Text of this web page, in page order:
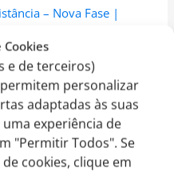
Cookies
e de terceiros)
personalizar
adaptadas às suas
experiência de
"Permitir Todos". Se
cookies, clique em
– Nova Fase |
(E@D)
Escola da Educação Pré-
Torres Vedras emPlano
Pré-Escolar
da Educação Pré-
Torres Vedras